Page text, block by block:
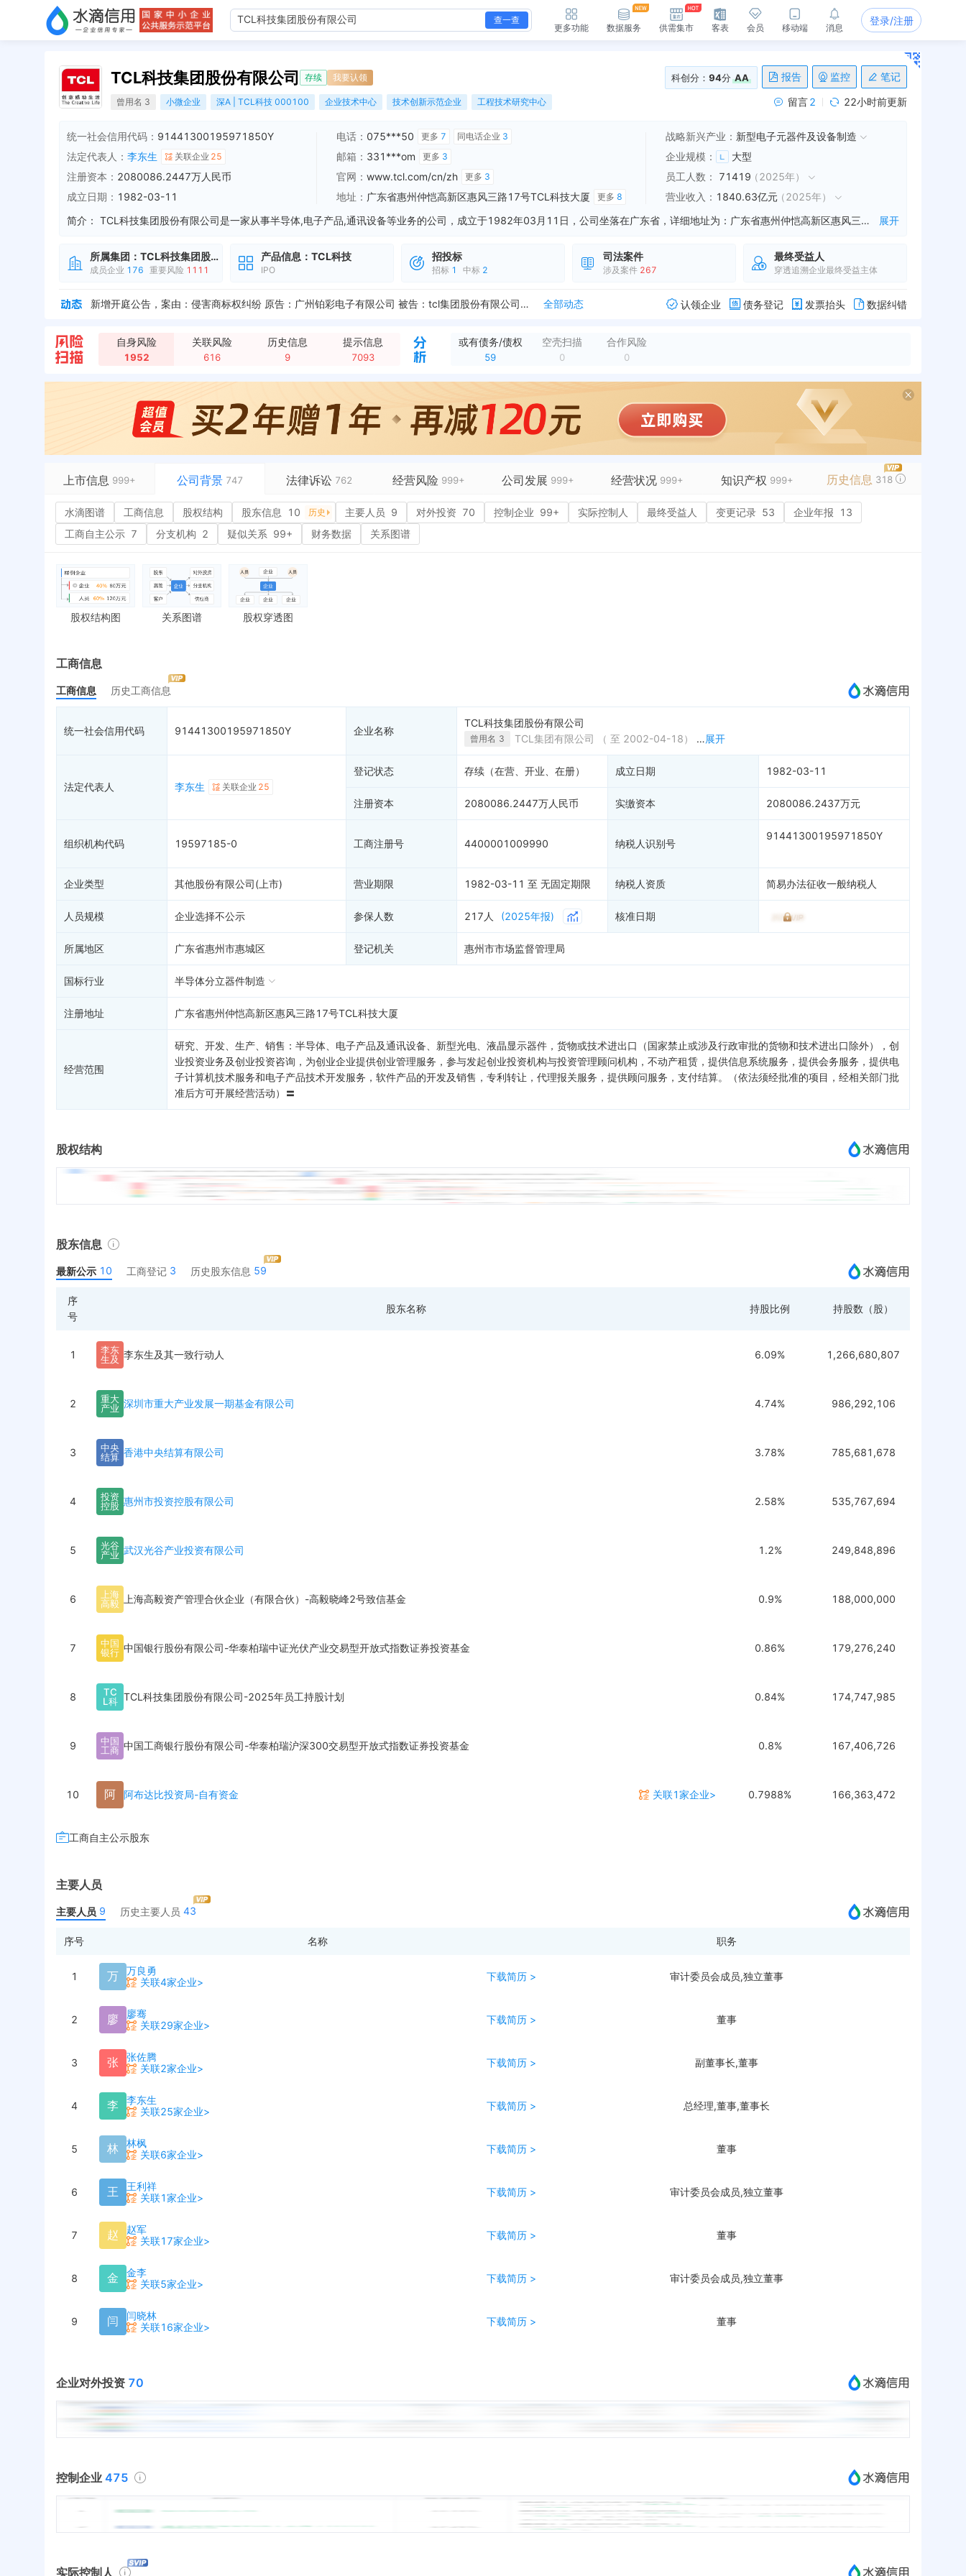
查一查
更多功能 数据服务 供需集市 客表 会员 移动端 消息
登录/注册
TCL科技集团股份有限公司 存续 我要认领 科创分： 94分 AA 报告 监控 笔记
曾用名 3 小微企业 深A | TCL科技 000100 企业技术中心 技术创新示范企业 工程技术研究中心 留言2 22小时前更新
统一社会信用代码： 91441300195971850Y
法定代表人： 李东生 关联企业 25
注册资本： 2080086.2447万人民币
成立日期： 1982-03-11
电话： 075***50 更多 7 同电话企业 3
邮箱： 331***om 更多 3
官网： www.tcl.com/cn/zh 更多 3
地址： 广东省惠州仲恺高新区惠风三路17号TCL科技大厦 更多 8
战略新兴产业： 新型电子元器件及设备制造
企业规模 ：
大型
员工人数 ： 71419（2025年）
营业收入 ： 1840.63亿元（2025年）
简介：
TCL科技集团股份有限公司是一家从事半导体,电子产品,通讯设备等业务的公司，成立于1982年03月11日，公司坐落在广东省，详细地址为：广东省惠州仲恺高新区惠风三路17号TCL科技大厦;经国家企业信用信息公示系统查询得知，TCL科技集团股份有限公司的信用代码/税号为91441300195971850Y，法人是李东生，注册资本为2080086.244700万，企业的经营范围为:研究、开发、生产、销售：半导体、电子产品及通讯设备、新型光电、液晶显示器件，货物或技术进出口（国家禁止或涉及行政审批的货物和技术进出口除外），创业投资业务及创业投资咨询，为创业企业提供创业管理服务，参与发起创业投资机构与投资管理顾问机构，不动产租赁，提供信息系统服务，提供会务服务，提供电子计算机技术服务和电子产品技术开发服务，软件产品的开发及销售，专利转让，代理报关服务，提供顾问服务，支付结算。（依法须经批准的项目，经相关部门批准后方可开展经营活动）〓 展开
所属集团： TCL科技集团股份有限公司
成员企业 176 重要风险 1111
产品信息： TCL科技
IPO
招投标
招标 1 中标 2
司法案件
涉及案件 267
最终受益人
穿透追溯企业最终受益主体
新增开庭公告，案由：侵害商标权纠纷 原告：广州铂彩电子有限公司 被告：tcl集团股份有限公司、杭州阿里巴巴广告有限公司 法院：广州知识产权法院 开庭时间：...
全部动态
新增开庭公告，案由：侵害商标权纠纷 原告：tcl集团股份有限公司 被告：上海旌弋实业有限公司、公司、浙江淘宝网络有限公司、深圳市益爱美实业有限公司、益爱美...
全部动态
新增开庭公告，案由：侵害商标权纠纷 原告：tcl集团股份有限公司 被告：上海旌弋实业有限公司、公司、浙江淘宝网络有限公司、深圳市益爱美实业有限公司、益爱美...
全部动态
新增企业公告，TCL科技:关于员工持股计划持有人会议决议及实施进展的公告 公告类型：员工持股计划 公告日期：2026-08-04
全部动态
新闻，TCL科技：公司近期参与了长鑫科技首次公开发行战略配售 证券日报（百家号）
新闻，TCL科技获得发明专利授权：“一种问题解答方法、智能终端及存储介质” 证券之星
全部动态
新增开庭公告，案由：侵害商标权纠纷 原告：tcl集团股份有限公司 被告：广州市白云区龙归伟洪厨具百货店 法院：广东省广州市白云区人民法院 开庭时间：202...
全部动态
认领企业 债务登记 发票抬头 数据纠错
自身风险
1952
关联风险
616
历史信息
9
提示信息
7093
或有债务/债权
59
空壳扫描
0
合作风险
0
上市信息 999+ 公司背景 747 法律诉讼 762 经营风险 999+ 公司发展 999+ 经营状况 999+ 知识产权 999+ 历史信息 318
企业简介
证券信息
联系信息
发行信息
董监高
财务指标
十大股东
股本结构
上市公告 99+
水滴图谱
工商信息
股东信息
历史
主要人员
对外投资
控制企业
变更记录
企业年报
分支机构 2
疑似关系 99+
关系图谱
司法案件 99+
立案信息 87
法院公告
送达公告
被执行人
司法协助
破产重整
或有债务债权 59
经营异常
注销备案
未准入境
融资历史
7
招投标
99+
进出口信用 1
债券信息 70
地块公示 1
供应商
商标信息 99+
成为vip查看
水滴图谱 工商信息 股权结构 股东信息 10 历史 主要人员 9 对外投资 70 控制企业 99+ 实际控制人 最终受益人 变更记录 53 企业年报
13
工商自主公示 7 分支机构 2 疑似关系 99+ 财务数据 关系图谱
股权结构图 关系图谱 股权穿透图
工商信息
工商信息 历史工商信息
统一社会信用代码 91441300195971850Y 企业名称
TCL科技集团股份有限公司
曾用名 3 TCL集团有限公司 （ 至 2002-04-18） …展开
法定代表人 李东生 关联企业 25
登记状态 存续（在营、开业、在册） 成立日期 1982-03-11
注册资本 2080086.2447万人民币 实缴资本 2080086.2437万元
组织机构代码 19597185-0 工商注册号 4400001009990 纳税人识别号
91441300195971850Y
企业类型 其他股份有限公司(上市) 营业期限 1982-03-11 至 无固定期限 纳税人资质 简易办法征收一般纳税人
人员规模 企业选择不公示 参保人数 217人 (2025年报) 核准日期
所属地区 广东省惠州市惠城区 登记机关 惠州市市场监督管理局
国标行业 半导体分立器件制造
注册地址 广东省惠州仲恺高新区惠风三路17号TCL科技大厦
经营范围
研究、开发、生产、销售：半导体、电子产品及通讯设备、新型光电、液晶显示器件，货物或技术进出口（国家禁止或涉及行政审批的货物和技术进出口除外），创
业投资业务及创业投资咨询，为创业企业提供创业管理服务，参与发起创业投资机构与投资管理顾问机构，不动产租赁，提供信息系统服务，提供会务服务，提供电
子计算机技术服务和电子产品技术开发服务，软件产品的开发及销售，专利转让，代理报关服务，提供顾问服务，支付结算。（依法须经批准的项目，经相关部门批
准后方可开展经营活动）〓
股权结构
股东信息
最新公示 10 工商登记 3 历史股东信息 59
序
号
股东名称 持股比例 持股数（股）
1 李东
生及 李东生及其一致行动人 6.09% 1,266,680,807
2 重大
产业 深圳市重大产业发展一期基金有限公司 4.74% 986,292,106
3 中央
结算 香港中央结算有限公司 3.78% 785,681,678
4 投资
控股 惠州市投资控股有限公司 2.58% 535,767,694
5 光谷
产业 武汉光谷产业投资有限公司 1.2% 249,848,896
6 上海
高毅 上海高毅资产管理合伙企业（有限合伙）-高毅晓峰2号致信基金 0.9% 188,000,000
7 中国
银行 中国银行股份有限公司-华泰柏瑞中证光伏产业交易型开放式指数证券投资基金 0.86% 179,276,240
8 TC
L科 TCL科技集团股份有限公司-2025年员工持股计划 0.84% 174,747,985
9 中国
工商 中国工商银行股份有限公司-华泰柏瑞沪深300交易型开放式指数证券投资基金 0.8% 167,406,726
10 阿 阿布达比投资局-自有资金 关联1家企业> 0.7988% 166,363,472
工商自主公示股东
主要人员
主要人员 9 历史主要人员 43
序号 名称 职务
1 万
万良勇
关联4家企业>
下载简历 > 审计委员会成员,独立董事
2 廖
廖骞
关联29家企业>
下载简历 > 董事
3 张
张佐腾
关联2家企业>
下载简历 > 副董事长,董事
4 李
李东生
关联25家企业>
下载简历 > 总经理,董事,董事长
5 林
林枫
关联6家企业>
下载简历 > 董事
6 王
王利祥
关联1家企业>
下载简历 > 审计委员会成员,独立董事
7 赵
赵军
关联17家企业>
下载简历 > 董事
8 金
金李
关联5家企业>
下载简历 > 审计委员会成员,独立董事
9 闫
闫晓林
关联16家企业>
下载简历 > 董事
企业对外投资 70
控制企业 475
实际控制人